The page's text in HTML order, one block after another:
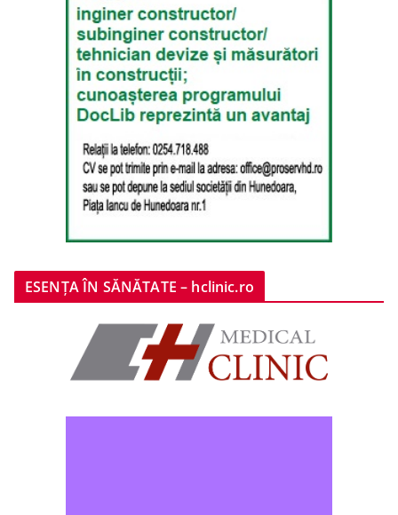
ESENȚA ÎN SĂNĂTATE – hclinic.ro